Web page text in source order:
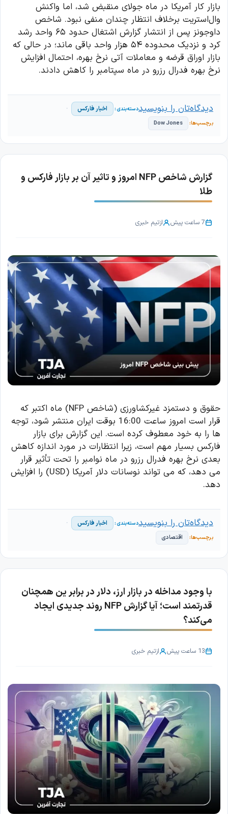
بازار کار آمریکا در ماه جولای منقبض شد، اما واکنش
وال‌استریت برخلاف انتظار چندان منفی نبود. شاخص
داوجونز پس از انتشار گزارش اشتغال حدود ۶۵ واحد رشد
کرد و نزدیک محدوده ۵۴ هزار واحد باقی ماند؛ در حالی که
بازار اوراق قرضه و معاملات آتی نرخ بهره، احتمال افزایش
نرخ بهره فدرال رزرو در ماه سپتامبر را کاهش دادند.
اخبار فارکس
Dow Jones
دیدگاه‌تان را بنویسید
گزارش شاخص NFP امروز و تاثیر آن بر بازار فارکس و
طلا
7 ساعت پیش ازتیم خبری
حقوق و دستمزد غیرکشاورزی (شاخص NFP) ماه اکتبر که
قرار است امروز ساعت 16:00 بوقت ایران منتشر شود، توجه
ها را به خود معطوف کرده است. این گزارش برای بازار
فارکس بسیار مهم است، زیرا انتظارات در مورد اندازه کاهش
بعدی نرخ بهره فدرال رزرو در ماه نوامبر را تحت تأثیر قرار
می دهد، که می تواند نوسانات دلار آمریکا (USD) را افزایش
دهد.
اخبار فارکس
اقتصادی
دیدگاه‌تان را بنویسید
با وجود مداخله در بازار ارز، دلار در برابر ین همچنان
قدرتمند است؛ آیا گزارش NFP روند جدیدی ایجاد
می‌کند؟
13 ساعت پیش ازتیم خبری